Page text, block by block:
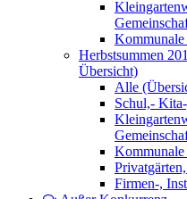
Kommunale
Herbstsummen
Übersicht)
Alle
Schul,-
Kommunale
Firmen-,